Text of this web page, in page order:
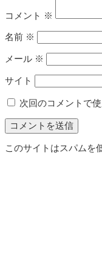
コメント ※
名前 ※
メール ※
サイト
次回のコメントで
このサイトはスパムを